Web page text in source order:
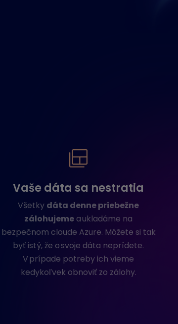
Vaše dáta sa nestratia
Všetky dáta denne priebežne
zálohujeme a ukladáme na
bezpečnom cloude Azure. Môžete si tak
byť istý, že o svoje dáta neprídete.
V prípade potreby ich vieme
kedykoľvek obnoviť zo zálohy.